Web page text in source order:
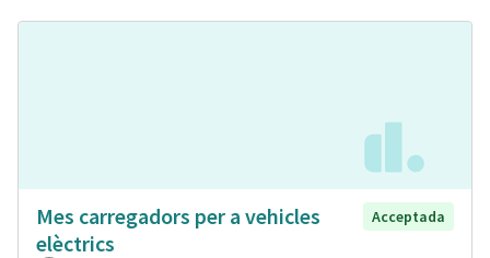
Mes carregadors per a vehicles
elèctrics
Acceptada